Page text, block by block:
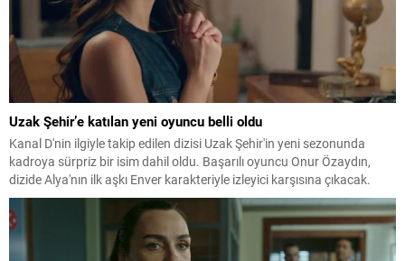
Uzak Şehir’e katılan yeni oyuncu belli oldu
Kanal D'nin ilgiyle takip edilen dizisi Uzak Şehir'in yeni sezonunda
kadroya sürpriz bir isim dahil oldu. Başarılı oyuncu Onur Özaydın,
dizide Alya'nın ilk aşkı Enver karakteriyle izleyici karşısına çıkacak.